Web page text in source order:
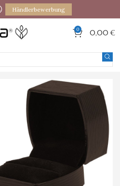
Händlerbewerbung
0 0,00 €